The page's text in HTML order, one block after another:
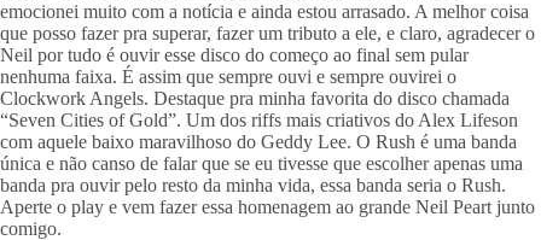
emocionei muito com a notícia e ainda estou arrasado. A melhor coisa
que posso fazer pra superar, fazer um tributo a ele, e claro, agradecer o
Neil por tudo é ouvir esse disco do começo ao final sem pular
nenhuma faixa. É assim que sempre ouvi e sempre ouvirei o
Clockwork Angels. Destaque pra minha favorita do disco chamada
“Seven Cities of Gold”. Um dos riffs mais criativos do Alex Lifeson
com aquele baixo maravilhoso do Geddy Lee. O Rush é uma banda
única e não canso de falar que se eu tivesse que escolher apenas uma
banda pra ouvir pelo resto da minha vida, essa banda seria o Rush.
Aperte o play e vem fazer essa homenagem ao grande Neil Peart junto
comigo.